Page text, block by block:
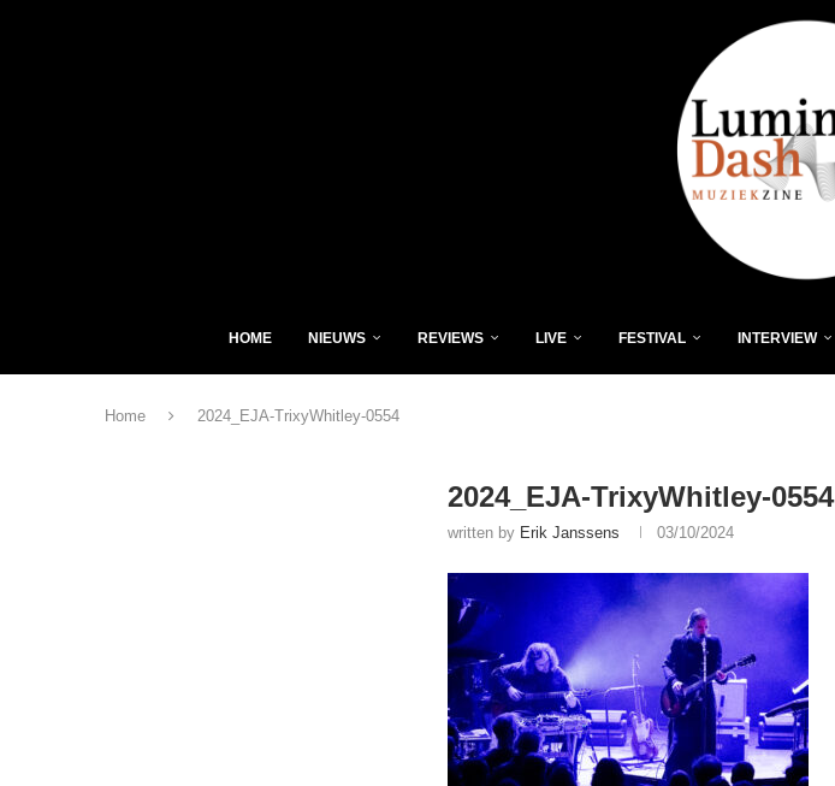
HOME NIEUWS REVIEWS LIVE FESTIVAL INTERVIEW
Home 2024_EJA-TrixyWhitley-0554
2024_EJA-TrixyWhitley-0554
written by Erik Janssens 03/10/2024